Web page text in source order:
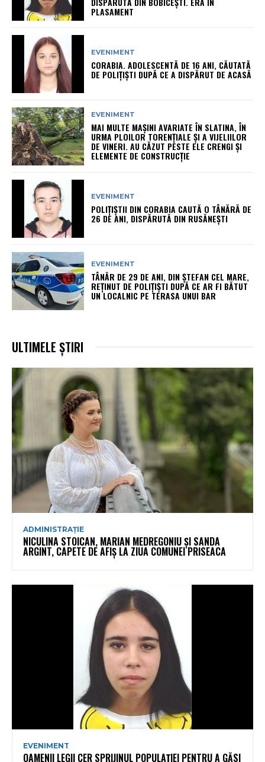
PLASAMENT
EVENIMENT
CORABIA. ADOLESCENTĂ DE 16 ANI, CĂUTATĂ
DE POLIȚIȘTI DUPĂ CE A DISPĂRUT DE ACASĂ
EVENIMENT
MAI MULTE MAȘINI AVARIATE ÎN SLATINA, ÎN
URMA PLOILOR TORENȚIALE ȘI A VIJELIILOR
DE VINERI. AU CĂZUT PESTE ELE CRENGI ȘI
ELEMENTE DE CONSTRUCȚIE
EVENIMENT
POLIȚIȘTII DIN CORABIA CAUTĂ O TÂNĂRĂ DE
26 DE ANI, DISPĂRUTĂ DIN RUSĂNEȘTI
EVENIMENT
TÂNĂR DE 29 DE ANI, DIN ȘTEFAN CEL MARE,
REȚINUT DE POLIȚIȘTI DUPĂ CE AR FI BĂTUT
UN LOCALNIC PE TERASA UNUI BAR
ULTIMELE ȘTIRI
ADMINISTRAȚIE
NICULINA STOICAN, MARIAN MEDREGONIU ȘI SANDA
ARGINT, CAPETE DE AFIȘ LA ZIUA COMUNEI PRISEACA
EVENIMENT
OAMENII LEGII CER SPRIJINUL POPULAȚIEI PENTRU A GĂSI